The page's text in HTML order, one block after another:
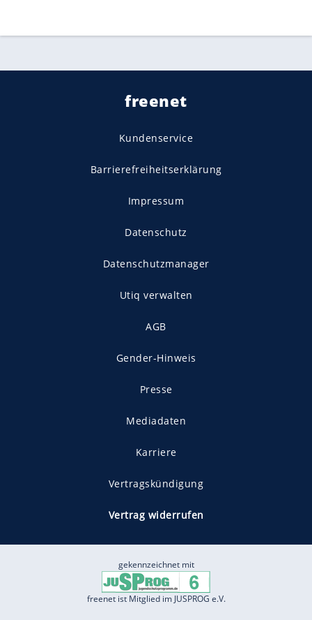
freenet
Kundenservice
Barrierefreiheitserklärung
Impressum
Datenschutz
Datenschutzmanager
Utiq verwalten
AGB
Gender-Hinweis
Presse
Mediadaten
Karriere
Vertragskündigung
Vertrag widerrufen
gekennzeichnet mit
freenet ist Mitglied im JUSPROG e.V.